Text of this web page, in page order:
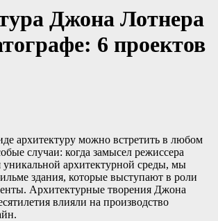
Джона Лотнера
6 проектов
архитектуру можно встретить в любом
случаи: когда замысел режиссера
уникальной архитектурной среды, мы
здания, которые выступают в роли
Архитектурные творения Джона
влияли на производство